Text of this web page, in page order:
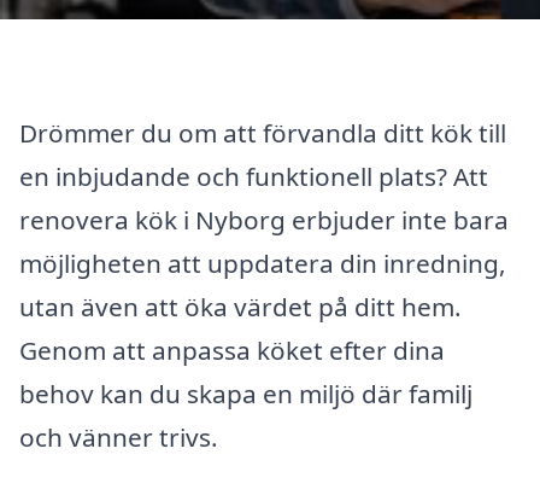
Drömmer du om att förvandla ditt kök till
en inbjudande och funktionell plats? Att
renovera kök i Nyborg erbjuder inte bara
möjligheten att uppdatera din inredning,
utan även att öka värdet på ditt hem.
Genom att anpassa köket efter dina
behov kan du skapa en miljö där familj
och vänner trivs.